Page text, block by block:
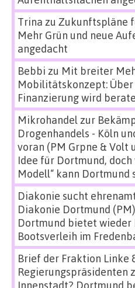
Trina zu Zukunftspläne
Mehr Grün und neue
angedacht
Bebbi zu Mit breiter
Mobilitätskonzept:
Finanzierung wird
Mikrohandel zur
Drogenhandels - Köln
voran (PM Grpne & Volt
Idee für Dortmund,
Modell“ kann Dortmund
Diakonie sucht
Diakonie Dortmund (PM)
Dortmund bietet wieder
Bootsverleih im
Brief der Fraktion Linke
Regierungspräsidenten
Innenstadt? Dortmund